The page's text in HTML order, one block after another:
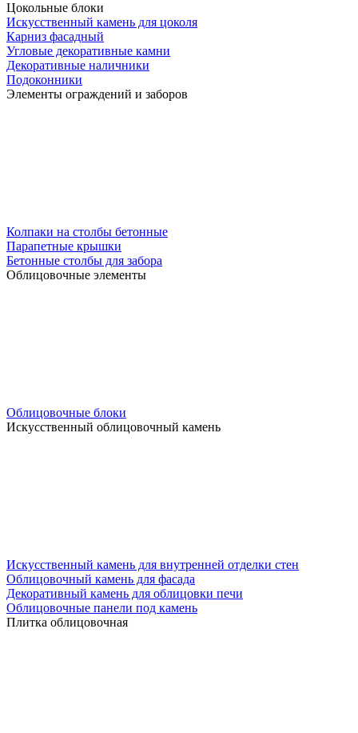
Цокольные блоки
Искусственный камень для цоколя
Карниз фасадный
Угловые декоративные камни
Декоративные наличники
Подоконники
Элементы ограждений и заборов
Колпаки на столбы бетонные
Парапетные крышки
Бетонные столбы для забора
Облицовочные элементы
Облицовочные блоки
Искусственный облицовочный камень
Искусственный камень для внутренней отделки стен
Облицовочный камень для фасада
Декоративный камень для облицовки печи
Облицовочные панели под камень
Плитка облицовочная